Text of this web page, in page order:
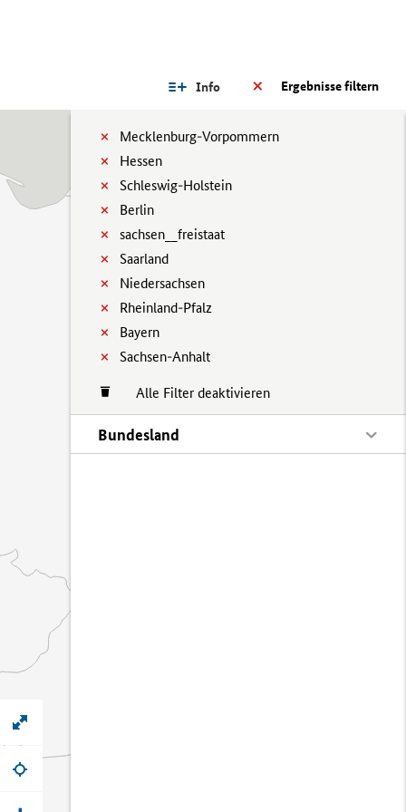
Ergebnisse filtern
Info
Mecklenburg-Vorpommern
Hessen
Schleswig-Holstein
Berlin
sachsen__freistaat
Saarland
Niedersachsen
Rheinland-Pfalz
Bayern
Sachsen-Anhalt
Alle Filter deaktivieren
Bundesland